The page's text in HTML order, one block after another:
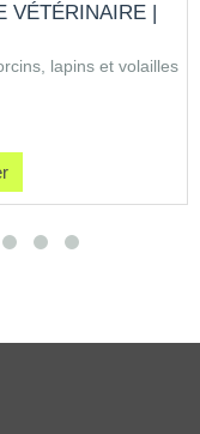
VÉTÉRINAIRE |
lapins et volailles